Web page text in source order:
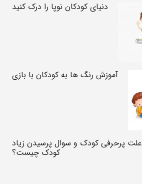
دنیای کودکان نوپا را درک کنید
آموزش رنگ ها به کودکان با بازی
علت پرحرفی کودک و سوال پرسیدن زیاد
کودک چیست؟